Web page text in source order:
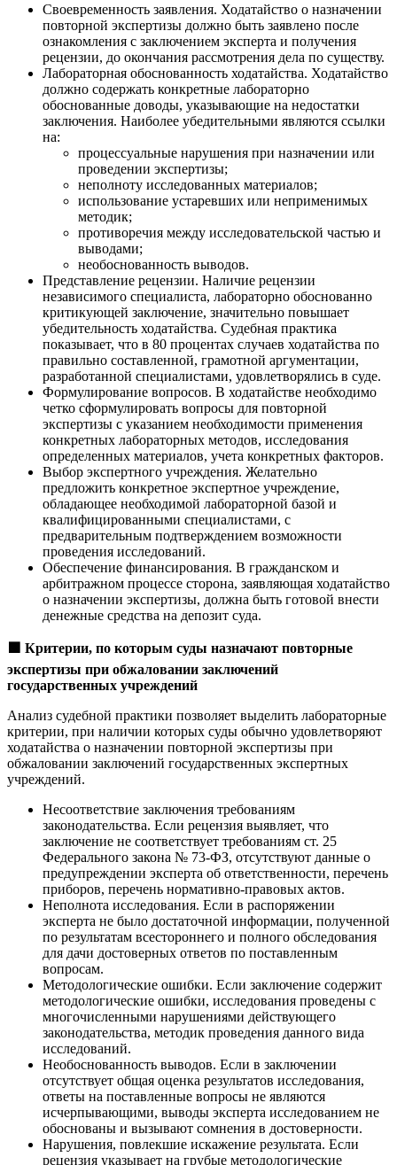
Своевременность заявления. Ходатайство о назначении
повторной экспертизы должно быть заявлено после
ознакомления с заключением эксперта и получения
рецензии, до окончания рассмотрения дела по существу.
Лабораторная обоснованность ходатайства. Ходатайство
должно содержать конкретные лабораторно
обоснованные доводы, указывающие на недостатки
заключения. Наиболее убедительными являются ссылки
на:
процессуальные нарушения при назначении или
проведении экспертизы;
неполноту исследованных материалов;
использование устаревших или неприменимых
методик;
противоречия между исследовательской частью и
выводами;
необоснованность выводов.
Представление рецензии. Наличие рецензии
независимого специалиста, лабораторно обоснованно
критикующей заключение, значительно повышает
убедительность ходатайства. Судебная практика
показывает, что в 80 процентах случаев ходатайства по
правильно составленной, грамотной аргументации,
разработанной специалистами, удовлетворялись в суде.
Формулирование вопросов. В ходатайстве необходимо
четко сформулировать вопросы для повторной
экспертизы с указанием необходимости применения
конкретных лабораторных методов, исследования
определенных материалов, учета конкретных факторов.
Выбор экспертного учреждения. Желательно
предложить конкретное экспертное учреждение,
обладающее необходимой лабораторной базой и
квалифицированными специалистами, с
предварительным подтверждением возможности
проведения исследований.
Обеспечение финансирования. В гражданском и
арбитражном процессе сторона, заявляющая ходатайство
о назначении экспертизы, должна быть готовой внести
денежные средства на депозит суда.
Критерии, по которым суды назначают повторные
экспертизы при обжаловании заключений
государственных учреждений
Анализ судебной практики позволяет выделить лабораторные
критерии, при наличии которых суды обычно удовлетворяют
ходатайства о назначении повторной экспертизы при
обжаловании заключений государственных экспертных
учреждений.
Несоответствие заключения требованиям
законодательства. Если рецензия выявляет, что
заключение не соответствует требованиям ст. 25
Федерального закона № 73-ФЗ, отсутствуют данные о
предупреждении эксперта об ответственности, перечень
приборов, перечень нормативно-правовых актов.
Неполнота исследования. Если в распоряжении
эксперта не было достаточной информации, полученной
по результатам всестороннего и полного обследования
для дачи достоверных ответов по поставленным
вопросам.
Методологические ошибки. Если заключение содержит
методологические ошибки, исследования проведены с
многочисленными нарушениями действующего
законодательства, методик проведения данного вида
исследований.
Необоснованность выводов. Если в заключении
отсутствует общая оценка результатов исследования,
ответы на поставленные вопросы не являются
исчерпывающими, выводы эксперта исследованием не
обоснованы и вызывают сомнения в достоверности.
Нарушения, повлекшие искажение результата. Если
рецензия указывает на грубые методологические